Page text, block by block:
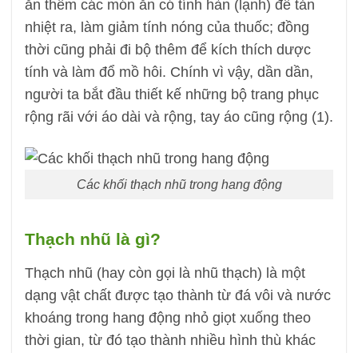
ăn thêm các món ăn có tính hàn (lạnh) để tản
nhiệt ra, làm giảm tính nóng của thuốc; đồng
thời cũng phải đi bộ thêm để kích thích dược
tính và làm đổ mồ hôi. Chính vì vậy, dần dần,
người ta bắt đầu thiết kế những bộ trang phục
rộng rãi với áo dài và rộng, tay áo cũng rộng (1).
Các khối thạch nhũ trong hang động
Thạch nhũ là gì?
Thạch nhũ (hay còn gọi là nhũ thạch) là một
dạng vật chất được tạo thành từ đá vôi và nước
khoáng trong hang động nhỏ giọt xuống theo
thời gian, từ đó tạo thành nhiều hình thù khác